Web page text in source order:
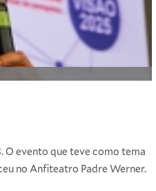
O evento que teve como tema
no Anfiteatro Padre Werner.